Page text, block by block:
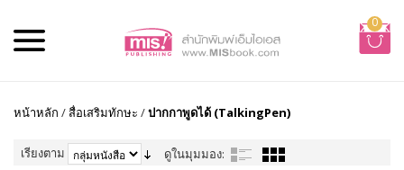
0
หน้าหลัก /สื่อเสริมทักษะ /ปากกาพูดได้ (TalkingPen)
เรียงตาม ดูในมุมมอง: